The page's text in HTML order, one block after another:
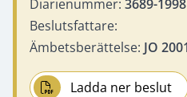
Diarienummer: 3689-1998
Beslutsfattare:
Ämbetsberättelse: JO
Ladda ner beslut